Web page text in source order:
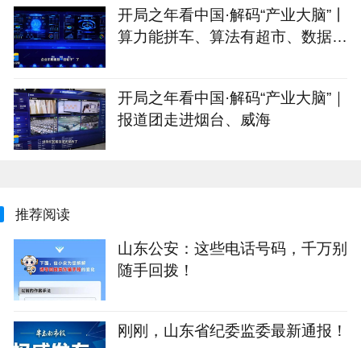
开局之年看中国·解码“产业大脑”丨
算力能拼车、算法有超市、数据不
开局之年看中国·解码“产业大脑”｜
报道团走进烟台、威海
推荐阅读
山东公安：这些电话号码，千万别
随手回拨！
刚刚，山东省纪委监委最新通报！